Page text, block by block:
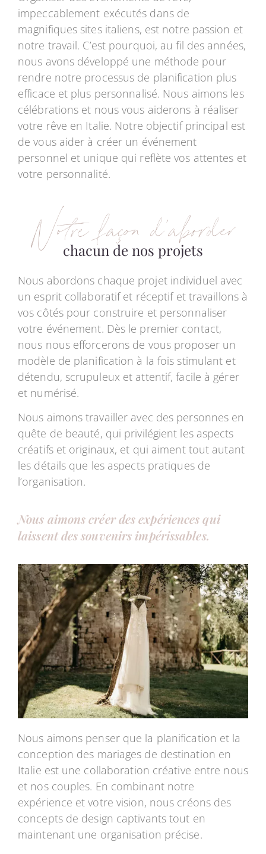
impeccablement exécutés dans de
magnifiques sites italiens, est notre passion et
notre travail. C’est pourquoi, au fil des années,
nous avons développé une méthode pour
rendre notre processus de planification plus
efficace et plus personnalisé. Nous aimons les
célébrations et nous vous aiderons à réaliser
votre rêve en Italie. Notre objectif principal est
de vous aider à créer un événement
personnel et unique qui reflète vos attentes et
votre personnalité.
Notre façon d’aborder
chacun de nos projets
Nous abordons chaque projet individuel avec
un esprit collaboratif et réceptif et travaillons à
vos côtés pour construire et personnaliser
votre événement. Dès le premier contact,
nous nous efforcerons de vous proposer un
modèle de planification à la fois stimulant et
détendu, scrupuleux et attentif, facile à gérer
et numérisé.
Nous aimons travailler avec des personnes en
quête de beauté, qui privilégient les aspects
créatifs et originaux, et qui aiment tout autant
les détails que les aspects pratiques de
l’organisation.
Nous aimons créer des expériences qui
laissent des souvenirs impérissables.
Nous aimons penser que la planification et la
conception des mariages de destination en
Italie est une collaboration créative entre nous
et nos couples. En combinant notre
expérience et votre vision, nous créons des
concepts de design captivants tout en
maintenant une organisation précise.